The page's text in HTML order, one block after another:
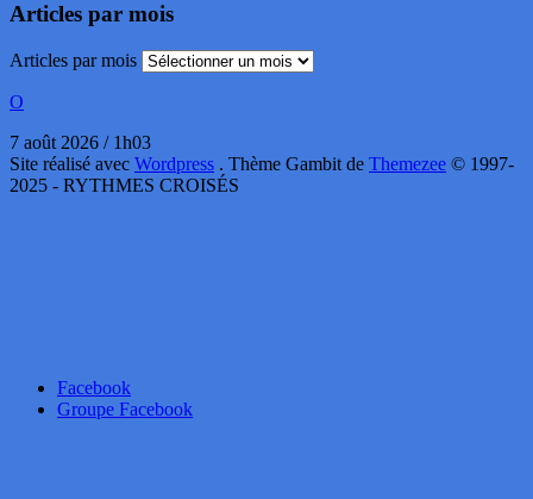
Articles par mois
Articles par mois
O
7 août 2026 / 1h03
Site réalisé avec Wordpress . Thème Gambit de Themezee © 1997-
2025 - RYTHMES CROISÉS
Facebook
Groupe Facebook